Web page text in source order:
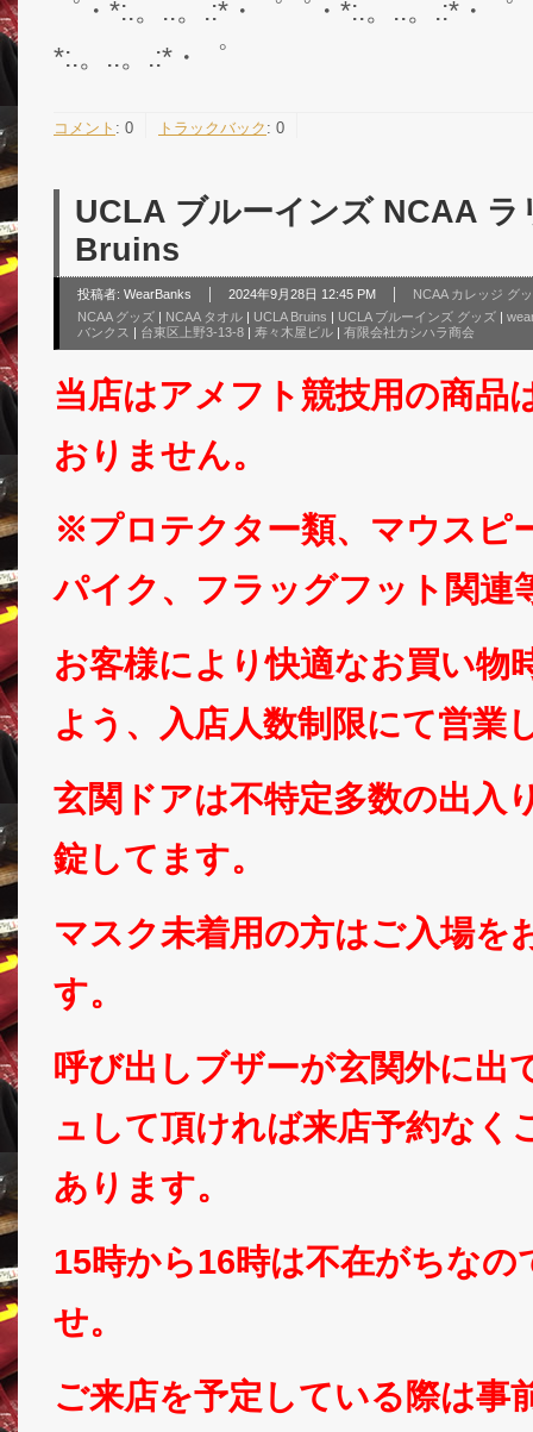
゜・*:.。..。.:*・゜゜・*:.。..。.:*・
*:.。..。.:*・゜
コメント : 0 トラックバック : 0
UCLA ブルーインズ NCAA ラ
Bruins
投稿者: WearBanks 2024年9月28日 12:45 PM
NCAA カレッジ グ
NCAA グッズ
NCAA タオル UCLA Bruins UCLA ブルーインズ グッズ
バンクス
台東区上野3-13-8 寿々木屋ビル 有限会社カシハラ商会
当店はアメフト競技用の商品
おりません。
※プロテクター類、マウスピ
パイク、フラッグフット関連
お客様により快適なお買い物
よう、入店人数制限にて営業
玄関ドアは不特定多数の出入
錠してます。
マスク未着用の方はご入場を
す。
呼び出しブザーが玄関外に出
ュして頂ければ来店予約なく
あります。
15時から16時は不在がちなの
せ。
ご来店を予定している際は事